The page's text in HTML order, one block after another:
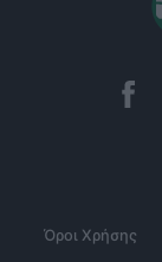
Όροι Χρήσης